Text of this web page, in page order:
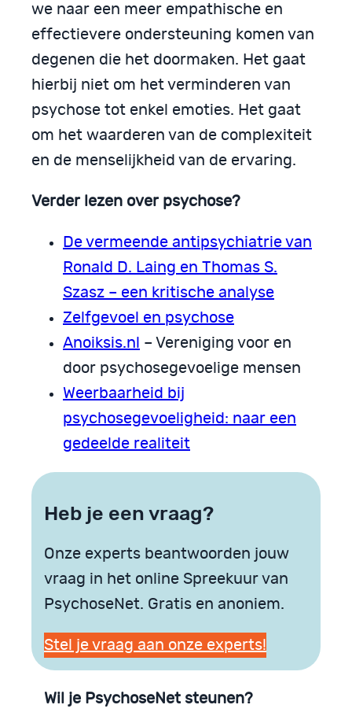
we naar een meer empathische en
effectievere ondersteuning komen van
degenen die het doormaken. Het gaat
hierbij niet om het verminderen van
psychose tot enkel emoties. Het gaat
om het waarderen van de complexiteit
en de menselijkheid van de ervaring.
Verder lezen over psychose?
De vermeende antipsychiatrie van
Ronald D. Laing en Thomas S.
Szasz – een kritische analyse
Zelfgevoel en psychose
Anoiksis.nl – Vereniging voor en
door psychosegevoelige mensen
Weerbaarheid bij
psychosegevoeligheid: naar een
gedeelde realiteit
Heb je een vraag?
Onze experts beantwoorden jouw
vraag in het online Spreekuur van
PsychoseNet. Gratis en anoniem.
Stel je vraag aan onze experts!
Wil je PsychoseNet steunen?